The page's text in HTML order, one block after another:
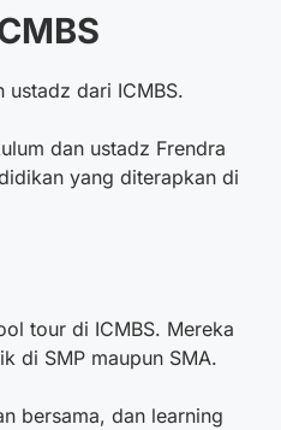
ustadz dari ICMBS.
dan ustadz Frendra
yang diterapkan di
tour di ICMBS. Mereka
di SMP maupun SMA.
bersama, dan learning